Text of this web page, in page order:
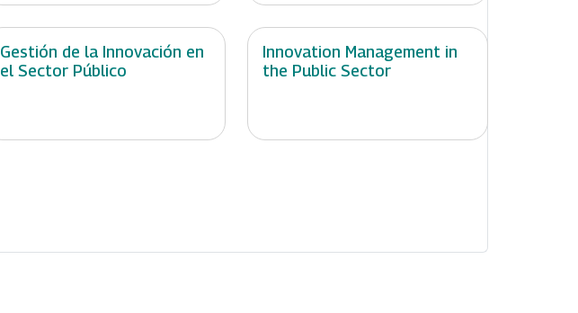
Gestión de la Innovación en
el Sector Público
Innovation Management in
the Public Sector